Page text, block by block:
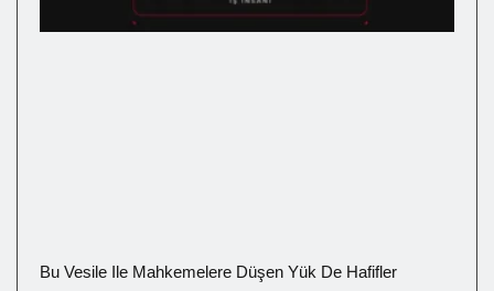
Bu Vesile Ile Mahkemelere Düşen Yük De Hafifler